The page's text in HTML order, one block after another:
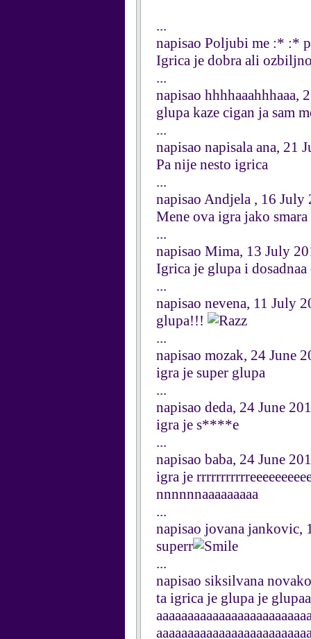
...
napisao Poljubi me :* :*
Igrica je dobra ali
...
napisao hhhhaaahhhaaa,
glupa kaze cigan ja sam
...
napisao napisala ana, 21
Pa nije nesto igrica
...
napisao Andjela , 16 July
Mene ova igra jako
...
napisao Mima, 13 July
Igrica je glupa i dosadnaa
...
napisao nevena, 11 July
glupa!!!
...
napisao mozak, 24 June
igra je super glupa
...
napisao deda, 24 June
igra je s****e
...
napisao baba, 24 June
igra je
nnnnnnaaaaaaaaa
...
napisao jovana jankovic,
superr
...
napisao siksilvana
ta igrica je glupa je